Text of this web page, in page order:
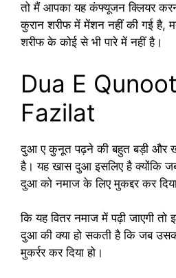
तो मैं आपका यह कंफ्यूजन क्लियर
कुरान शरीफ में मेंशन नहीं की गई
शरीफ के कोई से भी पारे में नहीं है।
Dua E
Fazilat
दुआ ए कुनूत पढ़ने की बहुत बड़ी और
है। यह खास दुआ इसलिए है क्योंकि
दुआ को नमाज के लिए मुकद्दर कर
कि यह वितर नमाज में पढ़ी जाएगी
दुआ की क्या हो सकती है कि जब
मुकर्रर कर दिया हो।